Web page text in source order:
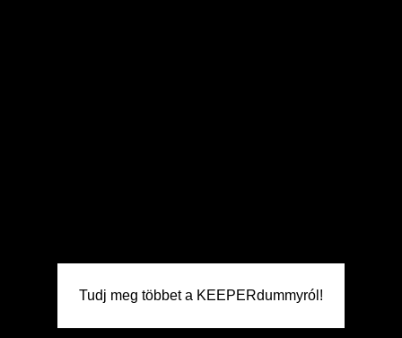
Tudj meg többet a KEEPERdummyról!